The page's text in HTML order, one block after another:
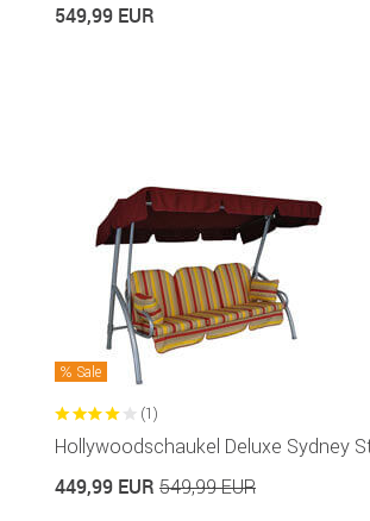
549,99 EUR
Sale
(1)
Hollywoodschaukel Deluxe Sydney
449,99 EUR 549,99 EUR